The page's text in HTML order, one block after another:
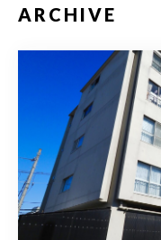
ARCHIVE